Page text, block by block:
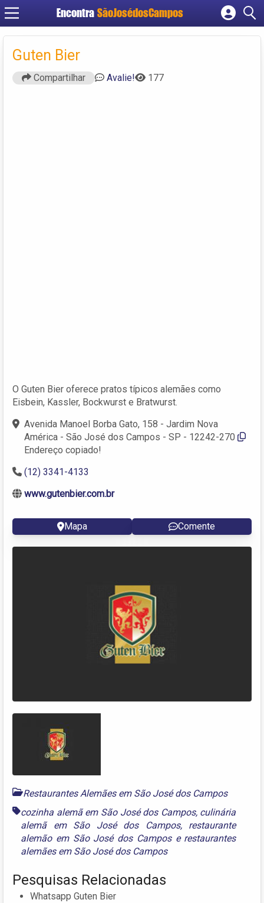
Encontra SãoJosédosCampos
Cadastrar empresa
Guten Bier
Compartilhar Avalie! 177
O Guten Bier oferece pratos típicos alemães como
Eisbein, Kassler, Bockwurst e Bratwurst.
Avenida Manoel Borba Gato, 158 - Jardim Nova
América - São José dos Campos - SP - 12242-270
Endereço copiado!
(12) 3341-4133
www.gutenbier.com.br
Mapa Comente
Restaurantes Alemães em São José dos Campos
cozinha alemã em São José dos Campos, culinária
alemã em São José dos Campos, restaurante
alemão em São José dos Campose restaurantes
alemães em São José dos Campos
Pesquisas Relacionadas
Whatsapp Guten Bier